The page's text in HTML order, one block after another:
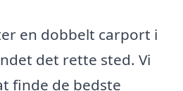
en dobbelt carport i
det rette sted. Vi
finde de bedste